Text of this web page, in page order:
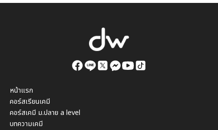
หน้าแรก
คอร์สเรียนเคมี
คอร์สเคมี ม.ปลาย a level
บทความเคมี